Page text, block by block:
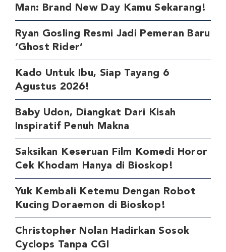
Man: Brand New Day Kamu Sekarang!
Ryan Gosling Resmi Jadi Pemeran Baru
‘Ghost Rider’
Kado Untuk Ibu, Siap Tayang 6
Agustus 2026!
Baby Udon, Diangkat Dari Kisah
Inspiratif Penuh Makna
Saksikan Keseruan Film Komedi Horor
Cek Khodam Hanya di Bioskop!
Yuk Kembali Ketemu Dengan Robot
Kucing Doraemon di Bioskop!
Christopher Nolan Hadirkan Sosok
Cyclops Tanpa CGI